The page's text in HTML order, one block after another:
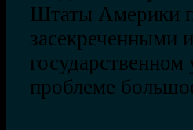
Штаты Америки
засекреченными
проблеме